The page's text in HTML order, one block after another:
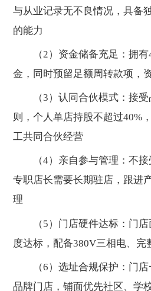
与从业记录无不良情况，具备
的能力
（2）资金储备充足：拥有
金，同时预留足额周转款项，
（3）认同合伙模式：接受
则，个人单店持股不超过40%
工共同合伙经营
（4）亲自参与管理：不接
专职店长需要长期驻店，跟进
理
（5）门店硬件达标：门店
度达标，配备380V三相电、完
（6）选址合规保护：门店
品牌门店，铺面优先社区、学